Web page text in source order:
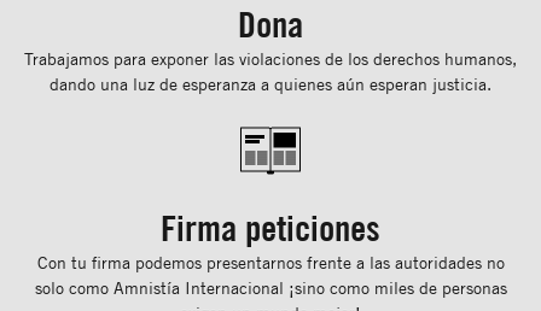
Dona
Trabajamos para exponer las violaciones de los derechos humanos,
dando una luz de esperanza a quienes aún esperan justicia.
Firma peticiones
Con tu ﬁrma podemos presentarnos frente a las autoridades no
solo como Amnistía Internacional ¡sino como miles de personas